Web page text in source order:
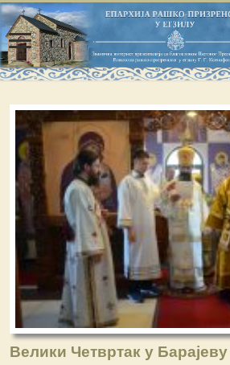
Велики Четвртак у Барајеву